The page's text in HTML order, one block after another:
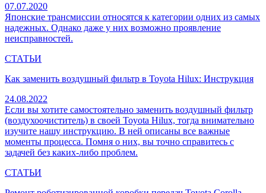
07.07.2020
Японские трансмиссии относятся к категории одних из самых
надежных. Однако даже у них возможно проявление
неисправностей.
СТАТЬИ
Как заменить воздушный фильтр в Toyota Hilux: Инструкция
24.08.2022
Если вы хотите самостоятельно заменить воздушный фильтр
(воздухоочиститель) в своей Toyota Hilux, тогда внимательно
изучите нашу инструкцию. В ней описаны все важные
моменты процесса. Помня о них, вы точно справитесь с
задачей без каких-либо проблем.
СТАТЬИ